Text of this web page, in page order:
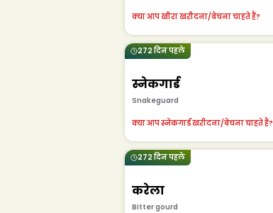
क्या आप खीरा खरीदना/बेचना चाहते हैं?
272 दिन पहले
स्नेकगार्ड
Snakeguard
क्या आप स्नेकगार्ड खरीदना/बेचना चाहते हैं?
272 दिन पहले
करेला
Bitter gourd